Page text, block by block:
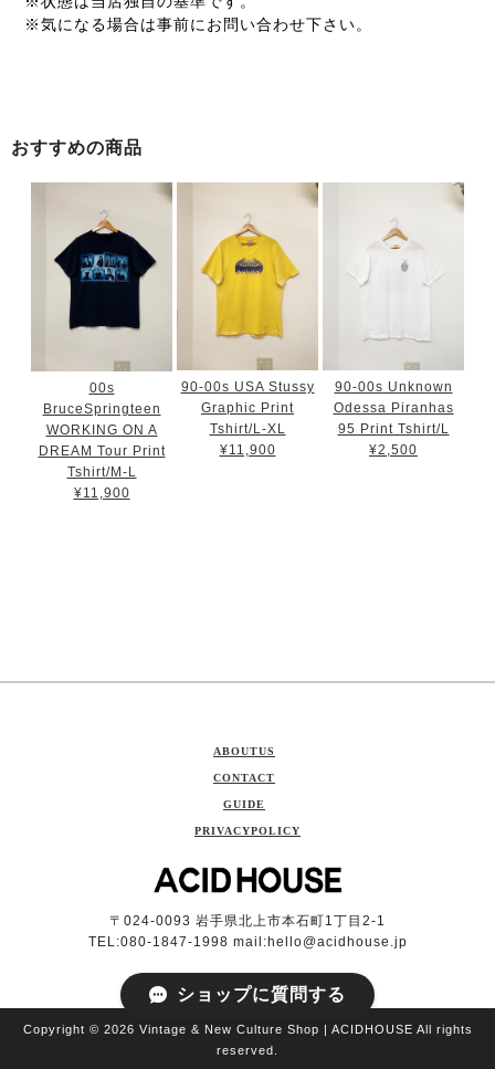
※気になる場合は事前にお問い合わせ下さい。
おすすめの商品
00s
BruceSpringteen
WORKING ON A
DREAM Tour Print
Tshirt/M-L
¥11,900
90-00s USA Stussy
Graphic Print
Tshirt/L-XL
¥11,900
90-00s Unknown
Odessa Piranhas
95 Print Tshirt/L
¥2,500
ABOUTUS
CONTACT
GUIDE
PRIVACYPOLICY
〒024-0093 岩手県北上市本石町1丁目2-1
TEL:080-1847-1998 mail: hello@acidhouse.jp
Copyright © 2026 Vintage & New Culture Shop | ACIDHOUSE All rights
reserved.
ショップに質問する